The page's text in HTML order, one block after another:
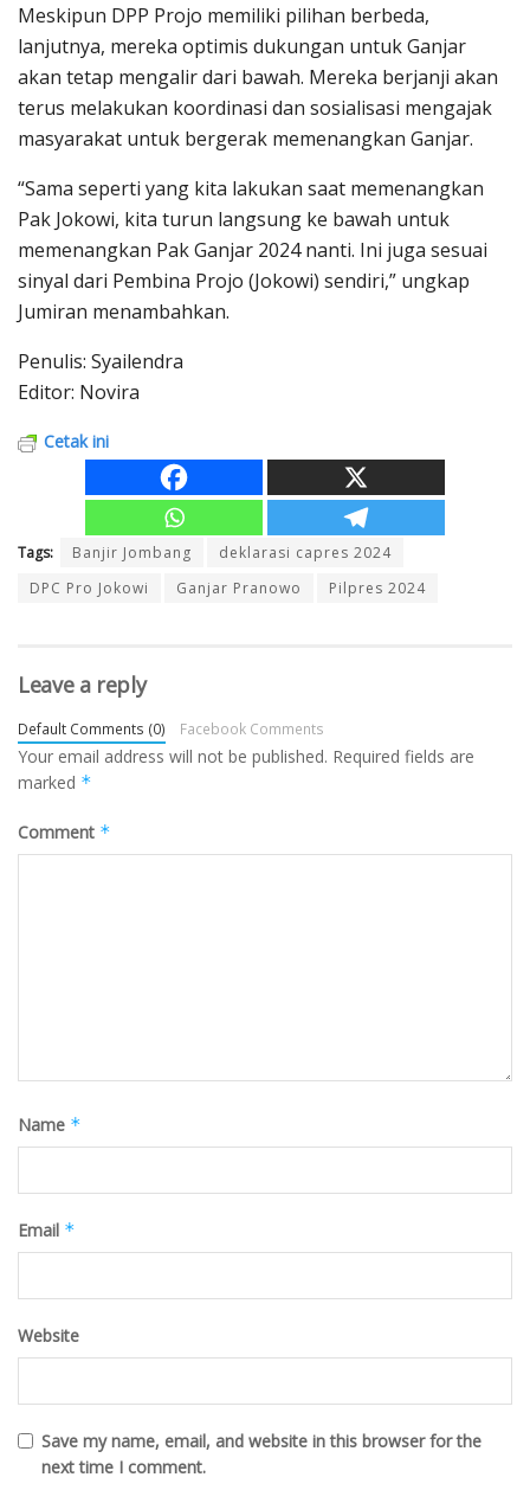
Meskipun DPP Projo memiliki pilihan berbeda,
lanjutnya, mereka optimis dukungan untuk Ganjar
akan tetap mengalir dari bawah. Mereka berjanji akan
terus melakukan koordinasi dan sosialisasi mengajak
masyarakat untuk bergerak memenangkan Ganjar.
“Sama seperti yang kita lakukan saat memenangkan
Pak Jokowi, kita turun langsung ke bawah untuk
memenangkan Pak Ganjar 2024 nanti. Ini juga sesuai
sinyal dari Pembina Projo (Jokowi) sendiri,” ungkap
Jumiran menambahkan.
Penulis: Syailendra
Editor: Novira
Cetak ini
Tags: Banjir Jombang
deklarasi capres 2024
DPC Pro Jokowi
Ganjar Pranowo Pilpres 2024
Leave a reply
Default Comments (0) Facebook Comments
Your email address will not be published. Required fields are
marked *
Comment *
Name *
Email *
Website
Save my name, email, and website in this browser for the
next time I comment.